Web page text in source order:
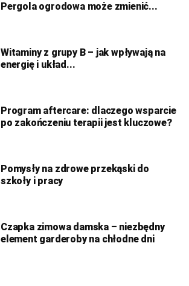
Pergola ogrodowa może zmienić...
Witaminy z grupy B – jak wpływają na
energię i układ...
Program aftercare: dlaczego wsparcie
po zakończeniu terapii jest kluczowe?
Pomysły na zdrowe przekąski do
szkoły i pracy
Czapka zimowa damska – niezbędny
element garderoby na chłodne dni